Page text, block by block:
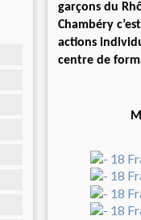
garçons du
Chambéry
actions
centre de